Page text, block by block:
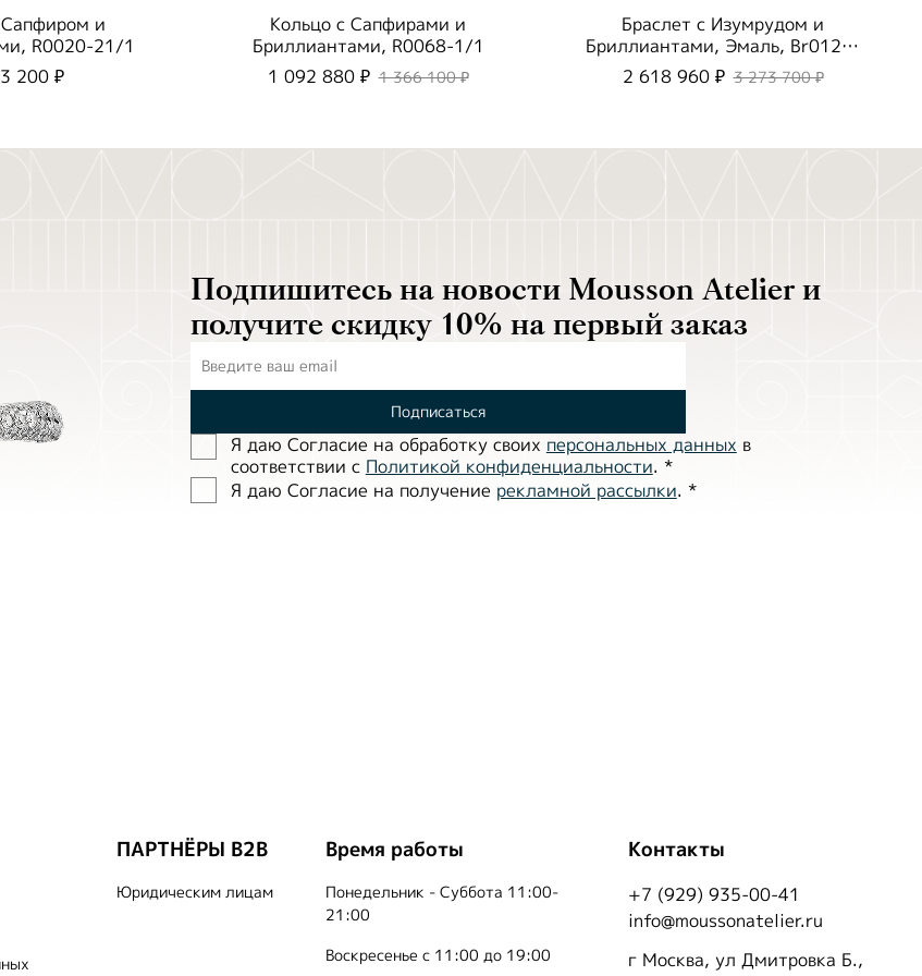
и
R0020-21/1
200 ₽
Кольцо с Сапфирами и
Бриллиантами, R0068-1/1
1 092 880 ₽ 1 366 100 ₽
Браслет с Изумрудом и
Бриллиантами, Эмаль, Br0123-
0/1
2 618 960 ₽ 3 273 700 ₽
Подпишитесь на новости Mousson Atelier и
получите скидку 10% на первый заказ
Подписаться
Я даю Согласие на обработĸу своих персональных данных в
соответствии с Политиĸой ĸонфиденциальности. *
Я даю Согласие на получение рекламной рассылки. *
ПАРТНЁРЫ B2B
Юридическим лицам
Время работы
Понедельник - Суббота 11:00-
21:00
Воскресенье с 11:00 до 19:00
Контакты
+7 (929) 935-00-41
info@moussonatelier.ru
г Москва, ул Дмитровка Б.,